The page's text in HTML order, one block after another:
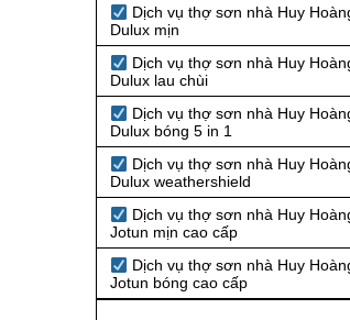
Dịch vụ thợ sơn nhà Huy
Dulux mịn
Dịch vụ thợ sơn nhà Huy
Dulux lau chùi
Dịch vụ thợ sơn nhà Huy
Dulux bóng 5 in 1
Dịch vụ thợ sơn nhà Huy
Dulux weathershield
Dịch vụ thợ sơn nhà Huy
Jotun mịn cao cấp
Dịch vụ thợ sơn nhà Huy
Jotun bóng cao cấp